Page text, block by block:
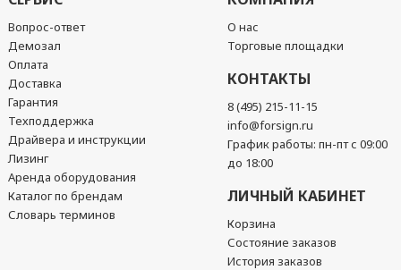
Вопрос-ответ
Демозал
Оплата
Доставка
Гарантия
Техподдержка
Драйвера и инструкции
Лизинг
Аренда оборудования
Каталог по брендам
Словарь терминов
О нас
Торговые площадки
КОНТАКТЫ
8 (495) 215-11-15
info@forsign.ru
График работы: пн-пт с 09:00
до 18:00
ЛИЧНЫЙ КАБИНЕТ
Корзина
Состояние заказов
История заказов